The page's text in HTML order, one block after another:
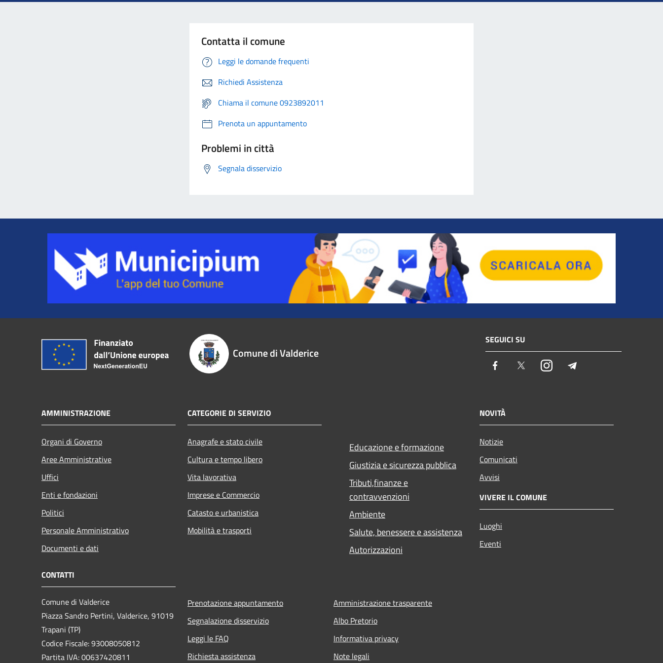
Contatta il comune
Leggi le domande frequenti
Richiedi Assistenza
Chiama il comune 0923892011
Prenota un appuntamento
Problemi in città
Segnala disservizio
Comune di Valderice
SEGUICI SU
Facebook TwitterInstagram
AMMINISTRAZIONE
Organi di Governo
Aree Amministrative
Uffici
Enti e fondazioni
Politici
Personale Amministrativo
Documenti e dati
CATEGORIE DI SERVIZIO
Anagrafe e stato civile
Cultura e tempo libero
Vita lavorativa
Imprese e Commercio
Catasto e urbanistica
Mobilità e trasporti
Educazione e formazione
Giustizia e sicurezza pubblica
Tributi,finanze e
contravvenzioni
Ambiente
Salute, benessere e assistenza
Autorizzazioni
NOVITÀ
Notizie
Comunicati
Avvisi
VIVERE IL COMUNE
Luoghi
Eventi
CONTATTI
Comune di Valderice
Piazza Sandro Pertini, Valderice, 91019
Trapani (TP)
Codice Fiscale: 93008050812
Partita IVA: 00637420811
Prenotazione appuntamento
Segnalazione disservizio
Leggi le FAQ
Richiesta assistenza
Amministrazione trasparente
Albo Pretorio
Informativa privacy
Note legali